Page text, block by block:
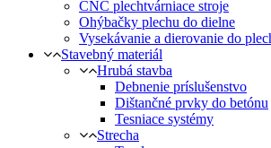
CNC plechtvárniace stroje
Ohýbačky plechu do dielne
Vysekávanie a dierovanie do
Stavebný materiál
Hrubá stavba
Debnenie príslušenstvo
Dištančné prvky do betónu
Tesniace systémy
Strecha